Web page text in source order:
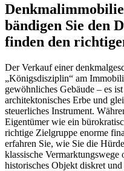
bändigen Sie den
finden den
Der Verkauf einer
„Königsdisziplin“ am
gewöhnliches Gebäude – es
architektonisches Erbe und
steuerliches Instrument.
Eigentümer wie ein
richtige Zielgruppe enorme
erfahren Sie, wie Sie die
klassische
historisches Objekt diskret